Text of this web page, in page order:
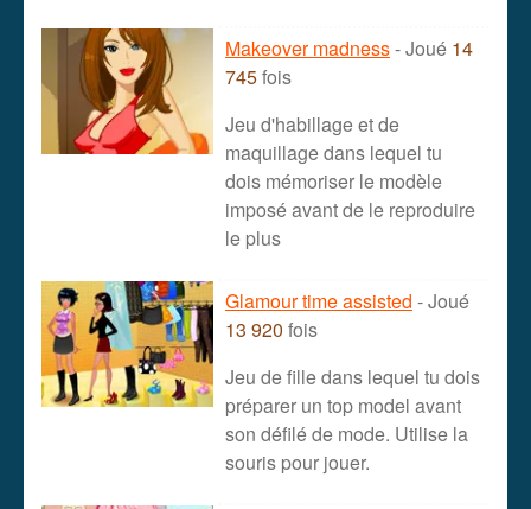
Makeover madness- Joué 14
745fois
Jeu d'habillage et de
maquillage dans lequel tu
dois mémoriser le modèle
imposé avant de le reproduire
le plus
Glamour time assisted - Joué
13 920 fois
Jeu de fille dans lequel tu dois
préparer un top model avant
son défilé de mode. Utilise la
souris pour jouer.